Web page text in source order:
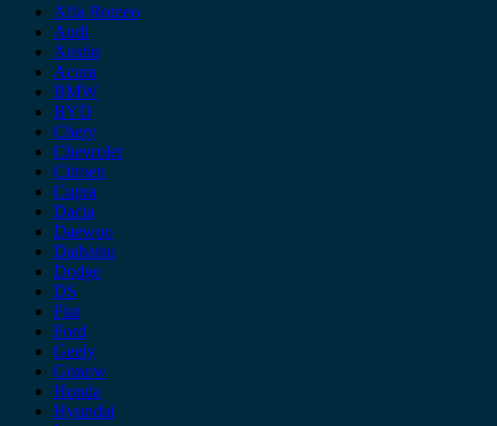
Alfa Romeo
Audi
Austin
Acura
BMW
BYD
Chery
Chevrolet
Citroen
Cupra
Dacia
Daewoo
Daihatsu
Dodge
DS
Fiat
Ford
Geely
Gonow
Honda
Hyundai